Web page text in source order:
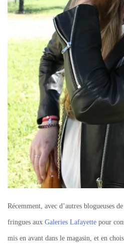
Récemment, avec d’autres blogueuses
fringues aux Galeries Lafayette pour
mis en avant dans le magasin, et en